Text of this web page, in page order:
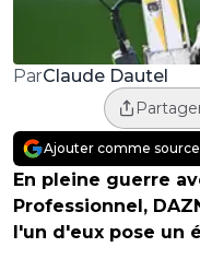
ParClaude Dautel
Ajouter comme
En pleine guerre
Professionnel,
l'un d'eux pose un